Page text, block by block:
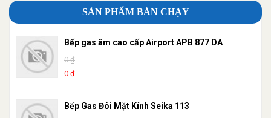
SẢN PHẨM BÁN CHẠY
Bếp gas âm cao cấp Airport APB 877 DA
0 ₫
0 ₫
Bếp Gas Đôi Mặt Kính Seika 113